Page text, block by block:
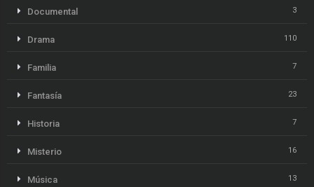
Documental 3
Drama 110
Familia 7
Fantasía 23
Historia 7
Misterio 16
Música 13